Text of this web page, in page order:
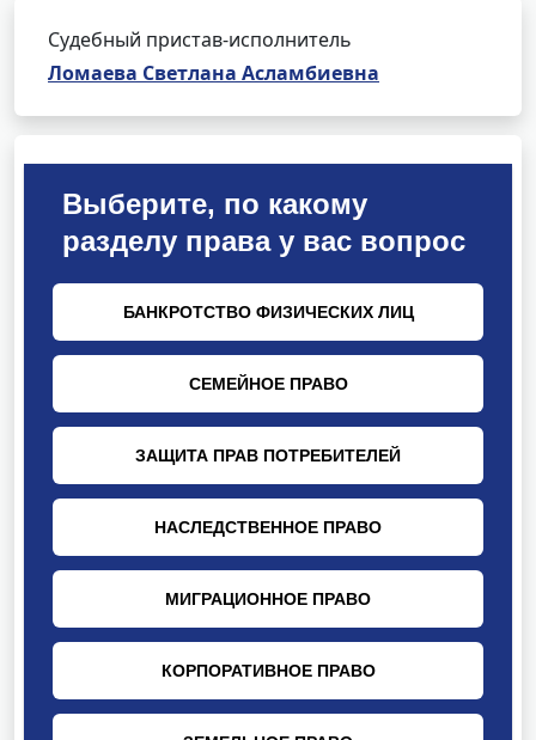
Судебный пристав-исполнитель
Ломаева Светлана Асламбиевна